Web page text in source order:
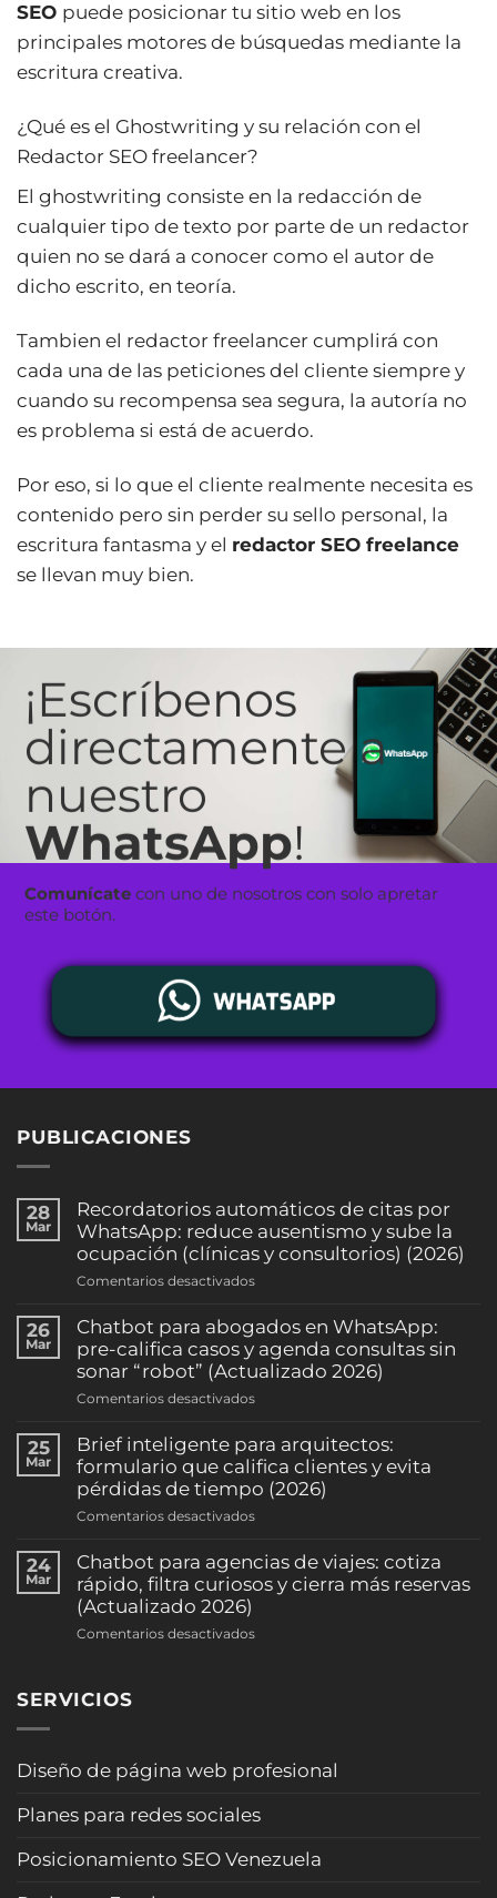
SEO puede posicionar tu sitio web en los
principales motores de búsquedas mediante la
escritura creativa.
¿Qué es el Ghostwriting y su relación con el
Redactor SEO freelancer?
El ghostwriting consiste en la redacción de
cualquier tipo de texto por parte de un redactor
quien no se dará a conocer como el autor de
dicho escrito, en teoría.
Tambien el redactor freelancer cumplirá con
cada una de las peticiones del cliente siempre y
cuando su recompensa sea segura, la autoría no
es problema si está de acuerdo.
Por eso, si lo que el cliente realmente necesita es
contenido pero sin perder su sello personal, la
escritura fantasma y el redactor SEO freelance
se llevan muy bien.
¡Escríbenos
directamente a
nuestro
WhatsApp!
Comunícate con uno de nosotros con solo apretar
este botón.
PUBLICACIONES
28
Mar
Recordatorios automáticos de citas por
WhatsApp: reduce ausentismo y sube la
ocupación (clínicas y consultorios) (2026)
Comentarios desactivadosen
automáticos
de
citas
WhatsApp:
ausentismo
y
sube
(clínicas
consultorios)
26
Mar
Chatbot para abogados en WhatsApp:
pre-califica casos y agenda consultas sin
sonar “robot” (Actualizado 2026)
Comentarios desactivadosen
para
abogados
en
WhatsApp:
pre-
casos
y
25
Mar
Brief inteligente para arquitectos:
formulario que califica clientes y evita
pérdidas de tiempo (2026)
Comentarios desactivadosen
inteligente
para
arquitectos:
que
de
(2026)
24
Mar
Chatbot para agencias de viajes: cotiza
rápido, filtra curiosos y cierra más reservas
(Actualizado 2026)
Comentarios desactivadosen
cotiza
rápido,
curiosos
cierra
SERVICIOS
Diseño de página web profesional
Planes para redes sociales
Posicionamiento SEO Venezuela